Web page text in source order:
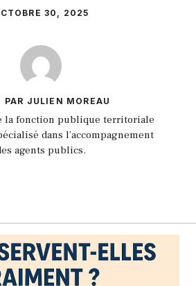
30, 2025
PAR JULIEN MOREAU
la fonction publique territoriale
dans l’accompagnement
agents publics.